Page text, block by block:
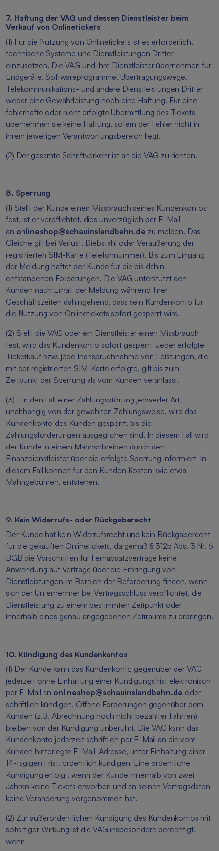
7. Haftung der VAG und dessen Dienstleister beim
Verkauf von Onlinetickets
(1) Für die Nutzung von Onlinetickets ist es erforderlich,
technische Systeme und Dienstleistungen Dritter
einzusetzen. Die VAG und ihre Dienstleister übernehmen für
Endgeräte, Softwareprogramme, Übertragungswege,
Telekommunikations- und andere Dienstleistungen Dritter
weder eine Gewährleistung noch eine Haftung. Für eine
fehlerhafte oder nicht erfolgte Übermittlung des Tickets
übernehmen sie keine Haftung, sofern der Fehler nicht in
ihrem jeweiligen Verantwortungsbereich liegt.
(2) Der gesamte Schriftverkehr ist an die VAG zu richten.
8. Sperrung
(1) Stellt der Kunde einen Missbrauch seines Kundenkontos
fest, ist er verpflichtet, dies unverzüglich per E-Mail
an onlineshop@schauinslandbahn.de zu melden. Das
Gleiche gilt bei Verlust, Diebstahl oder Veräußerung der
registrierten SIM-Karte (Telefonnummer). Bis zum Eingang
der Meldung haftet der Kunde für die bis dahin
entstandenen Forderungen. Die VAG unterstützt den
Kunden nach Erhalt der Meldung während ihrer
Geschäftszeiten dahingehend, dass sein Kundenkonto für
die Nutzung von Onlinetickets sofort gesperrt wird.
(2) Stellt die VAG oder ein Dienstleister einen Missbrauch
fest, wird das Kundenkonto sofort gesperrt. Jeder erfolgte
Ticketkauf bzw. jede Inanspruchnahme von Leistungen, die
mit der registrierten SIM-Karte erfolgte, gilt bis zum
Zeitpunkt der Sperrung als vom Kunden veranlasst.
(3) Für den Fall einer Zahlungsstörung jedweder Art,
unabhängig von der gewählten Zahlungsweise, wird das
Kundenkonto des Kunden gesperrt, bis die
Zahlungsforderungen ausgeglichen sind. In diesem Fall wird
der Kunde in einem Mahnschreiben durch den
Finanzdienstleister über die erfolgte Sperrung informiert. In
diesem Fall können für den Kunden Kosten, wie etwa
Mahngebühren, entstehen.
9. Kein Widerrufs- oder Rückgaberecht
Der Kunde hat kein Widerrufsrecht und kein Rückgaberecht
für die gekauften Onlinetickets, da gemäß § 312b Abs. 3 Nr. 6
BGB die Vorschriften für Fernabsatzverträge keine
Anwendung auf Verträge über die Erbringung von
Dienstleistungen im Bereich der Beförderung finden, wenn
sich der Unternehmer bei Vertragsschluss verpflichtet, die
Dienstleistung zu einem bestimmten Zeitpunkt oder
innerhalb eines genau angegebenen Zeitraums zu erbringen.
10. Kündigung des Kundenkontos
(1) Der Kunde kann das Kundenkonto gegenüber der VAG
jederzeit ohne Einhaltung einer Kündigungsfrist elektronisch
per E-Mail an onlineshop@schauinslandbahn.de oder
schriftlich kündigen. Offene Forderungen gegenüber dem
Kunden (z.B. Abrechnung noch nicht bezahlter Fahrten)
bleiben von der Kündigung unberührt. Die VAG kann das
Kundenkonto jederzeit schriftlich per E-Mail an die vom
Kunden hinterlegte E-Mail-Adresse, unter Einhaltung einer
14-tägigen Frist, ordentlich kündigen. Eine ordentliche
Kündigung erfolgt, wenn der Kunde innerhalb von zwei
Jahren keine Tickets erworben und an seinen Vertragsdaten
keine Veränderung vorgenommen hat.
(2) Zur außerordentlichen Kündigung des Kundenkontos mit
sofortiger Wirkung ist die VAG insbesondere berechtigt,
wenn